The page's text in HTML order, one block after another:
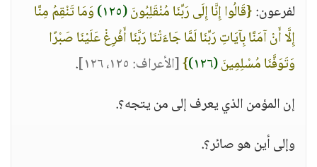
لفرعون:{قَالُوا إِنَّا إِلَى رَبِّنَا مُنْقَلِبُونَ(١٢٥)
وَمَا تَنْقِمُ مِنَّا
إِلَّا أَنْ آمَنَّا بِآيَاتِ رَبِّنَا لَمَّا جَاءَتْنَا رَبَّنَا أَفْرِغْ عَلَيْنَا صَبْرًا
وَتَوَفَّنَا مُسْلِمِينَ(١٢٦) }[الأعراف: ١٢٥، ١٢٦]
.
إن المؤمن الذي يعرف إلى من يتجه؟.
وإلى أين هو صائر؟.